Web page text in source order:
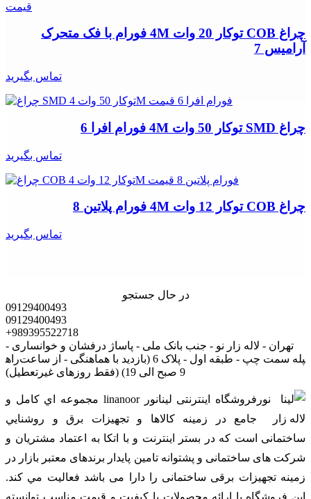
چراغ COB توکار 20 وات 4M فورام با فک متحرک
آرامیس 7
تماس بگیرید
چراغ SMD توکار 50 وات 4M فورام افرا 6
تماس بگیرید
چراغ COB توکار 12 وات 4M فورام پلاتین 8
تماس بگیرید
در حال جستجو
09129400493
09129400493
+989395522718
تهران - لاله زار نو - جنب بانک ملی - پاساژ درفشان و خوانساری -
راه‎پله سمت چپ - طبقه اول - پلاک 6 (بازدید با هماهنگی - از ساعت
9 صبح الی 19) (فقط روزهای غیرتعطیل)
فروشگاه اینترنتی لینانور linanoor مجموعه اي کامل و
جامع در زمينه کالاها و تجهيزات برق و روشنايي
ساختمانی است که در بستر اينترنت و با اتکا به اعتماد مشتریان و
شرکت های ساختمانی و پشتوانه تامین پایدار برندهای معتبر بازار در
زمینه تجهیزات برقی ساختمانی را دارا می باشد فعالیت مي کند.
اين فروشگاه با ارائه محصولات با کيفيت و قيمت مناسب توانسته